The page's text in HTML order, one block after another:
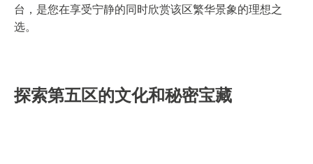
台，是您在享受宁静的同时欣赏该区繁华景象的理想之
选。
探索第五区的文化和秘密宝藏